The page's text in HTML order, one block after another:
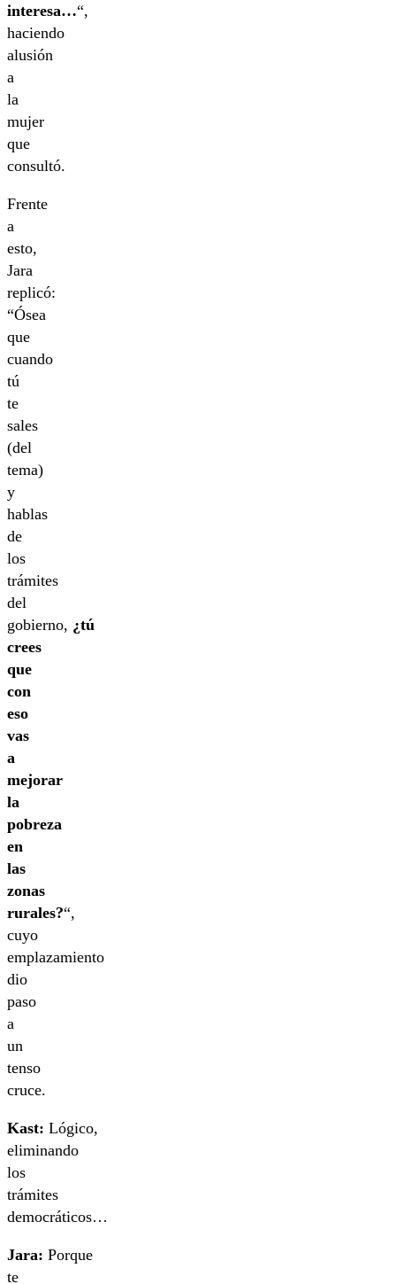
interesa…“,
haciendo
alusión
a
la
mujer
que
consultó.
Frente
a
esto,
Jara
replicó:
“Ósea
que
cuando
tú
te
sales
(del
tema)
y
hablas
de
los
trámites
del
gobierno, ¿tú
crees
que
con
eso
vas
a
mejorar
la
pobreza
en
las
zonas
rurales?“,
cuyo
emplazamiento
dio
paso
a
un
tenso
cruce.
Kast: Lógico,
eliminando
los
trámites
democráticos…
Jara: Porque
te